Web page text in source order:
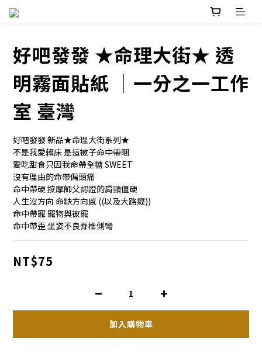
好吧發發 ★命理大街★ 透
明霧面貼紙 ｜一分之一工作
室 臺灣
好吧發發 新品★命理大街系列★
不是我愛賴床 是這被子命中帶睏
愛吃甜食只因我命帶全糖 SWEET
沒有理由的命帶偏頭痛
命中帶硬 按摩師父認證的肩頸僵硬
人生沒方向 命缺方向感 ((以及大路癡))
命中帶寵 寵物與被寵
命中帶歪 坐姿不良脊椎側彎
NT$75
加入購物車